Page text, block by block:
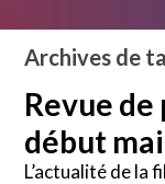
Archives de
Revue de
début
L’actualité de la